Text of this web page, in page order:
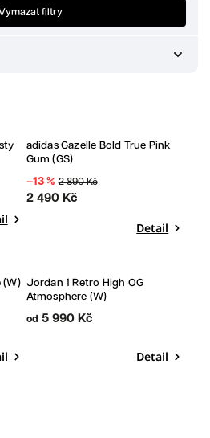
filtry
Sleva
adidas Gazelle Bold True Pink
Gum (GS)
–13 % 2 890 Kč
2 490 Kč
Detail
(W) Jordan 1 Retro High OG
Atmosphere (W)
od 5 990 Kč
Detail